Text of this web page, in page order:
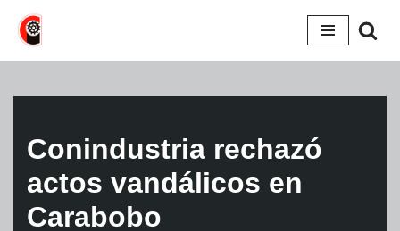
Saltar
Conindustria rechazó
actos vandálicos en
Carabobo